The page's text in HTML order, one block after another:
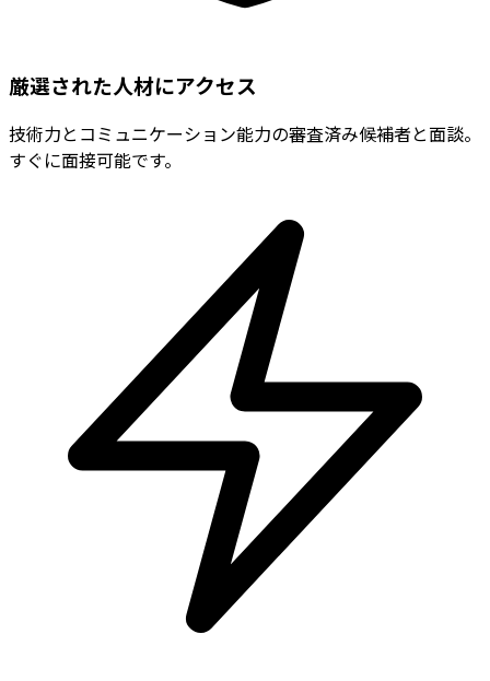
厳選された人材にアクセス
技術力とコミュニケーション能力の審査済み候補者と面談。
すぐに面接可能です。